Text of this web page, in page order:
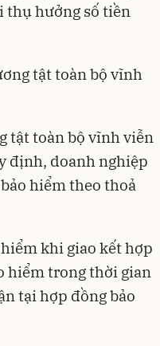
thụ hưởng số tiền
tật toàn bộ vĩnh
tật toàn bộ vĩnh viễn
định, doanh nghiệp
hiểm theo thoả
khi giao kết hợp
hiểm trong thời gian
tại hợp đồng bảo